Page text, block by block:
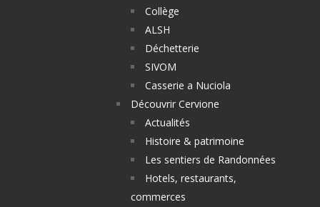
Collège
ALSH
Déchetterie
SIVOM
Casserie a Nuciola
Découvrir Cervione
Actualités
Histoire & patrimoine
Les sentiers de Randonnées
Hotels, restaurants,
commerces